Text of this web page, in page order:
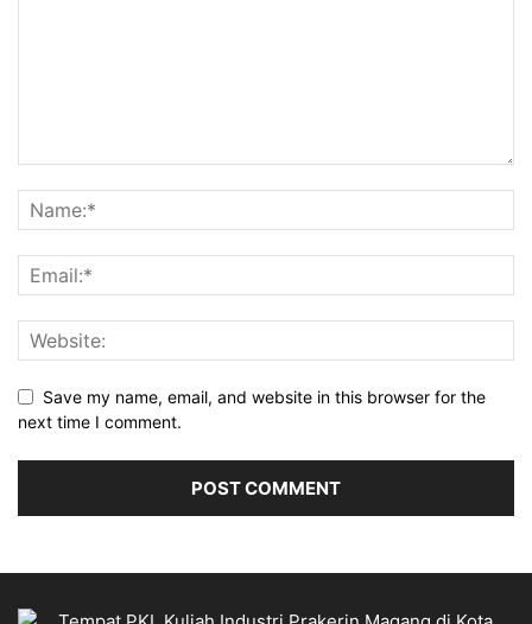
Save my name, email, and website in this browser for the
next time I comment.